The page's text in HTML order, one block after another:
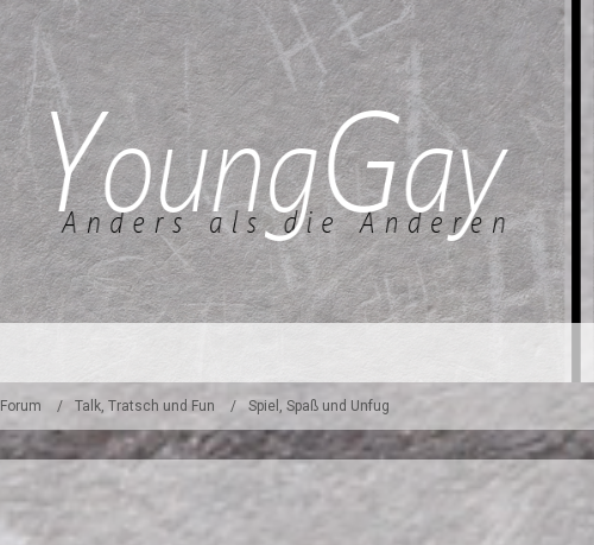
Forum Talk, Tratsch und Fun Spiel, Spaß und Unfug